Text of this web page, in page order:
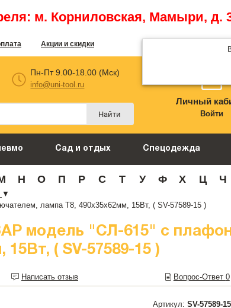
м. Корниловская, Мамыри, д.
Акции и скидки
Пн-Пт 9.00-18.00 (Мск)
info@uni-tool.ru
Найти
Личный
Войти
Сад и отдых Спецодежда
Н О П Р С Т У Ф Х Ц Ч
▼
лампа Т8, 490x35x62мм, 15Вт, ( SV-57589-15 )
модель "СЛ-615" с
( SV-57589-15 )
Написать отзыв Вопрос-Ответ 0
Артикул: SV-57589-15